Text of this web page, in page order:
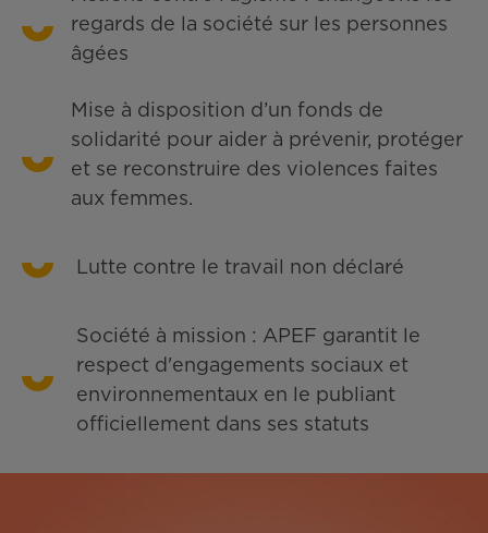
regards de la société sur les personnes
âgées
Mise à disposition d’un fonds de
solidarité pour aider à prévenir, protéger
et se reconstruire des violences faites
aux femmes.
Lutte contre le travail non déclaré
Société à mission : APEF garantit le
respect d'engagements sociaux et
environnementaux en le publiant
officiellement dans ses statuts